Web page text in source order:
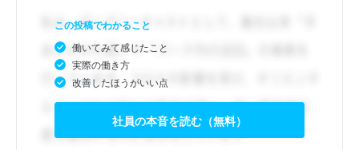
この投稿でわかること
働いてみて感じたこと
実際の働き方
改善したほうがいい点
社員の本音を読む（無料）